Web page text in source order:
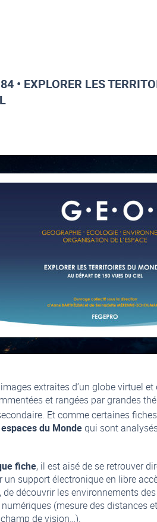
• EXPLORER LES
extraites d’un globe virtuel
et rangées par grandes
Et comme certaines
du Mondequi sont
fiche, il est aisé de se retrouver
un support électronique en libre
de découvrir les environnements
(mesure des distances
de vision…).